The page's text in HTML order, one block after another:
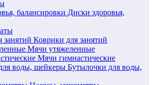
Диски здоровья,
Коврики для занятий
Мячи утяжеленные
Мячи гимнастические
Бутылочки для воды,